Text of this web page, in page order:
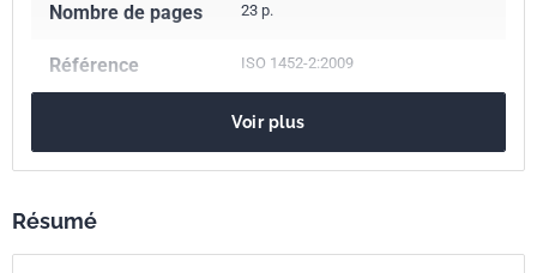
Nombre de pages 23 p.
Référence ISO 1452-2:2009
23.040.20Canalisations en matières plastiques
91.140.60
Voir plus
Résumé